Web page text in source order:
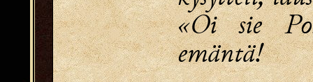
«Oi sie
emäntä!